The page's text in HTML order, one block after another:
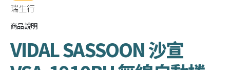
瑞生行
商品說明
VIDAL SASSOON 沙宣